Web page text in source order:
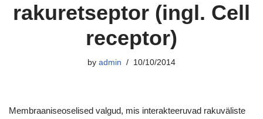
rakuretseptor (ingl. Cell
receptor)
by admin 10/10/2014
Membraaniseoselised valgud, mis interakteeruvad rakuväliste